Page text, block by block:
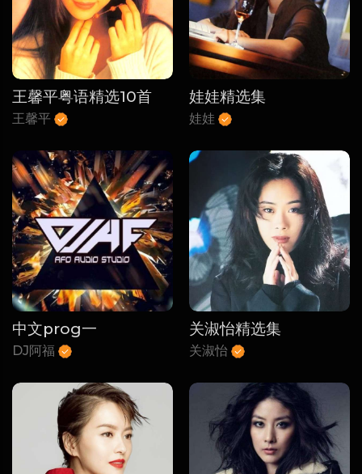
王馨平粤语精选10首
王馨平
娃娃精选集
娃娃
中文prog一
DJ阿福
关淑怡精选集
关淑怡